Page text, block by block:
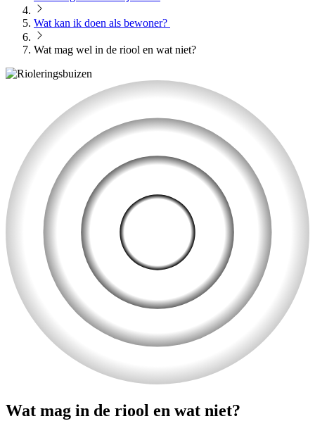
Wat kan ik doen als bewoner?
Wat mag wel in de riool en wat niet?
Wat mag in de riool en wat niet?